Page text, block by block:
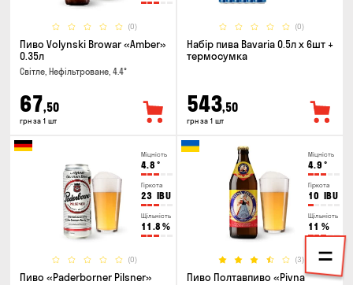
(0)
Пиво Volynski Browar «Amber»
0.35л
Світле, Нефільтроване, 4.4°
67,50
грн за 1 шт
(0)
Набір пива Bavaria 0.5л х 6шт +
термосумка
543,50
грн за 1 шт
Міцність
4.8 °
Гіркота
23 IBU
Щільність
11.8 %
(0)
Пиво «Paderborner Pilsner»
Міцність
4.9 °
Гіркота
10 IBU
Щільність
11 %
(3)
Пиво Полтавпиво «Pivna